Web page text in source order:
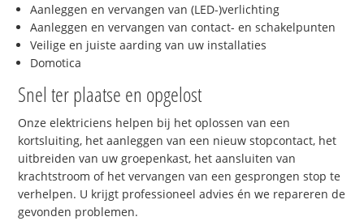
Aanleggen en vervangen van (LED-)verlichting
Aanleggen en vervangen van contact- en schakelpunten
Veilige en juiste aarding van uw installaties
Domotica
Snel ter plaatse en opgelost
Onze elektriciens helpen bij het oplossen van een
kortsluiting, het aanleggen van een nieuw stopcontact, het
uitbreiden van uw groepenkast, het aansluiten van
krachtstroom of het vervangen van een gesprongen stop te
verhelpen. U krijgt professioneel advies én we repareren de
gevonden problemen.